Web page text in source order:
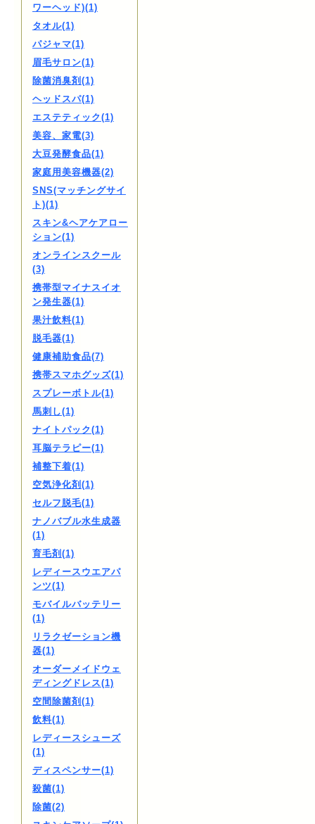
ワーヘッド)(1)
タオル(1)
パジャマ(1)
眉毛サロン(1)
除菌消臭剤(1)
ヘッドスパ(1)
エステティック(1)
美容、家電(3)
大豆発酵食品(1)
家庭用美容機器(2)
SNS(マッチングサイ
ト)(1)
スキン&ヘアケアロー
ション(1)
オンラインスクール
(3)
携帯型マイナスイオ
ン発生器(1)
果汁飲料(1)
脱毛器(1)
健康補助食品(7)
携帯スマホグッズ(1)
スプレーボトル(1)
馬刺し(1)
ナイトパック(1)
耳脳テラピー(1)
補整下着(1)
空気浄化剤(1)
セルフ脱毛(1)
ナノバブル水生成器
(1)
育毛剤(1)
レディースウエアパ
ンツ(1)
モバイルバッテリー
(1)
リラクゼーション機
器(1)
オーダーメイドウェ
ディングドレス(1)
空間除菌剤(1)
飲料(1)
レディースシューズ
(1)
ディスペンサー(1)
殺菌(1)
除菌(2)